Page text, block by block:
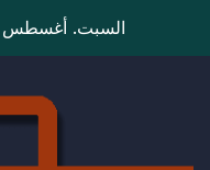
السبت. أغسطس 8th, 2026